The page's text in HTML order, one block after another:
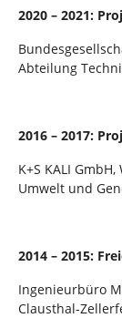
2020 – 2021:
Abteilung
2016 – 2017:
K+S KALI
Umwelt und
2014 – 2015:
Ingenieurbüro
Clausthal-